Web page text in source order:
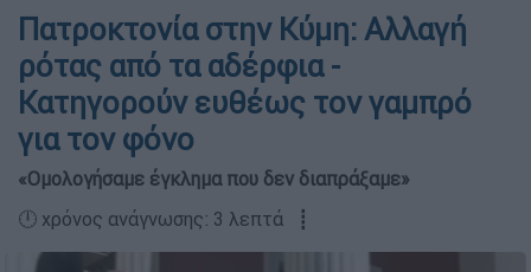
Πατροκτονία στην Κύμη: Αλλαγή
ρότας από τα αδέρφια -
Κατηγορούν ευθέως τον γαμπρό
για τον φόνο
«Ομολογήσαμε έγκλημα που δεν διαπράξαμε»
🕛 χρόνος ανάγνωσης: 3 λεπτά ┋